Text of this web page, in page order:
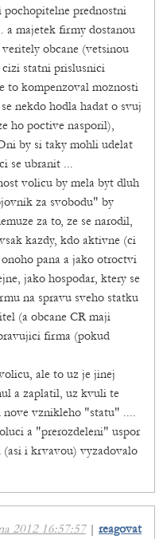
pochopitelne prednostni
a majetek firmy dostanou
obcane (vetsinou
statni prislusnici
to kompenzoval moznosti
nekdo hodla hadat o svuj
ho poctive nasporil),
by si taky mohli udelat
se ubranit ...
volicu by mela byt dluh
za svobodu" by
za to, ze se narodil,
kazdy, kdo aktivne (ci
pana a jako otroctvi
jako hospodar, ktery se
na spravu sveho statku
(a obcane CR maji
firma (pokud
ale to uz je jinej
a zaplatil, uz kvuli te
vznikleho "statu" ....
a "prerozdeleni" uspor
i krvavou) vyzadovalo
2012 16:57:57| reagovat